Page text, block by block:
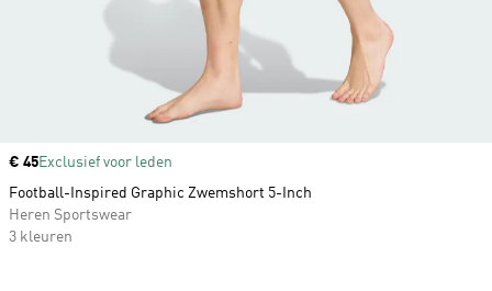
Price
€ 45Exclusief voor leden
Football-Inspired Graphic Zwemshort 5-Inch
Heren Sportswear
3 kleuren